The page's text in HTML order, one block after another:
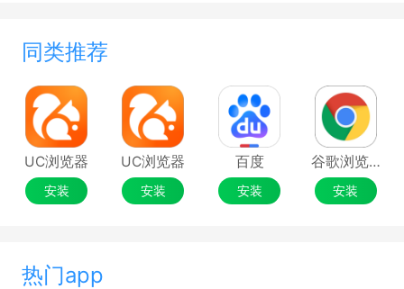
同类推荐
UC浏览器
安装
UC浏览器
安装
百度
安装
谷歌浏览器Google Chrome
安装
热门app